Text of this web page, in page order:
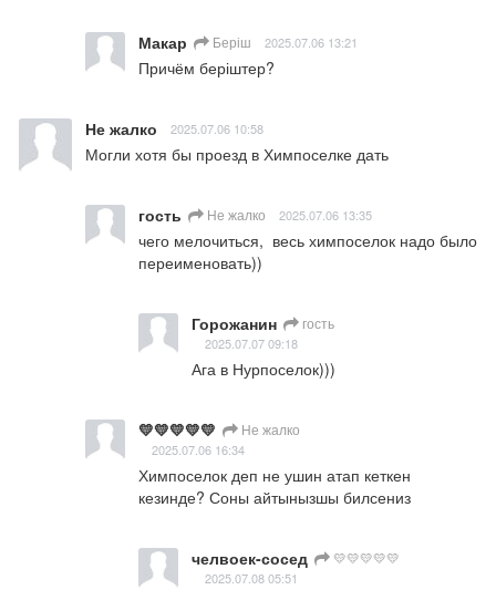
Макар Беріш 2025.07.06 13:21
Причём беріштер?
Не жалко 2025.07.06 10:58
Могли хотя бы проезд в Химпоселке дать
гость Не жалко 2025.07.06 13:35
чего мелочиться,  весь химпоселок надо было
переименовать))
Горожанин гость
2025.07.07 09:18
Ага в Нурпоселок)))
💛💛💛💛💛 Не жалко
2025.07.06 16:34
Химпоселок деп не ушин атап кеткен
кезинде? Соны айтынызшы билсениз
челвоек-сосед 💛💛💛💛💛
2025.07.08 05:51